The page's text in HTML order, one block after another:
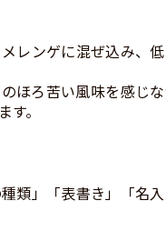
レンゲに混ぜ込み、
ほろ苦い風味を感じ
。
類」「表書き」「名